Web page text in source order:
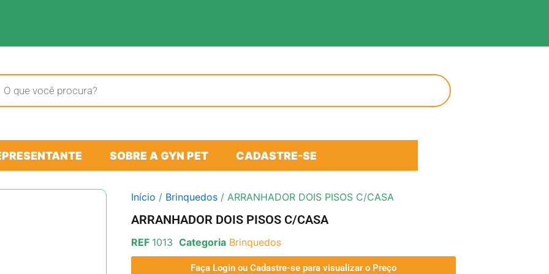
SOBRE A GYN PET CADASTRE-SE
Início / Brinquedos / ARRANHADOR DOIS PISOS C/CASA
ARRANHADOR DOIS PISOS C/CASA
REF 1013 Categoria Brinquedos
Faça Login ou Cadastre-se para visualizar o Preço